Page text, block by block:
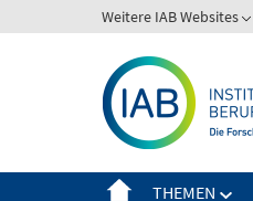
zum
Weitere IAB Websites
THEMEN